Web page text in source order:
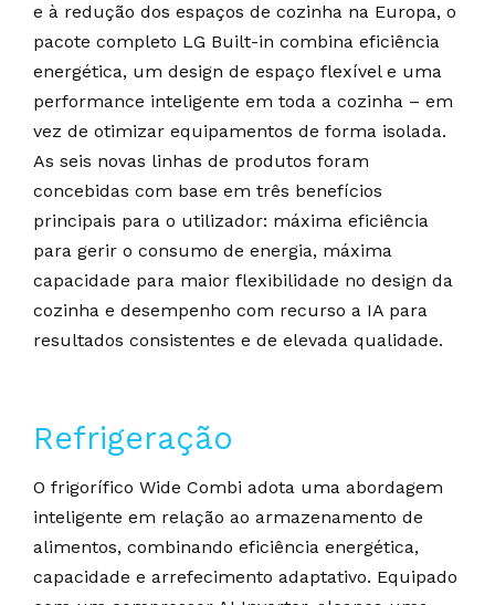
e à redução dos espaços de cozinha na Europa, o
pacote completo LG Built-in combina eficiência
energética, um design de espaço flexível e uma
performance inteligente em toda a cozinha – em
vez de otimizar equipamentos de forma isolada.
As seis novas linhas de produtos foram
concebidas com base em três benefícios
principais para o utilizador: máxima eficiência
para gerir o consumo de energia, máxima
capacidade para maior flexibilidade no design da
cozinha e desempenho com recurso a IA para
resultados consistentes e de elevada qualidade.
Refrigeração
O frigorífico Wide Combi adota uma abordagem
inteligente em relação ao armazenamento de
alimentos, combinando eficiência energética,
capacidade e arrefecimento adaptativo. Equipado